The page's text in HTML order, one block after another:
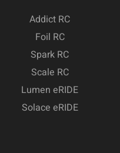
Addict RC
Foil RC
Spark RC
Scale RC
Lumen eRIDE
Solace eRIDE